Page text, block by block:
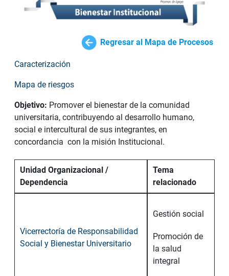
Regresar al Mapa de Procesos
Caracterización
Mapa de riesgos
Objetivo: Promover el bienestar de la comunidad
universitaria, contribuyendo al desarrollo humano,
social e intercultural de sus integrantes, en
concordancia con la misión Institucional.
Unidad Organizacional /
Dependencia
Tema
relacionado
Vicerrectoría de Responsabilidad
Social y Bienestar Universitario
Gestión social
Promoción de
la salud
integral